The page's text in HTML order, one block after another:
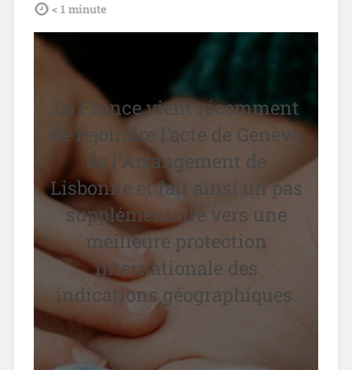
tdl < 1 minute
La France vient récemment
de rejoindre l’acte de Genève
de l’Arrangement de
Lisbonne et fait ainsi un pas
supplémentaire vers une
meilleure protection
internationale des
indications géographiques.